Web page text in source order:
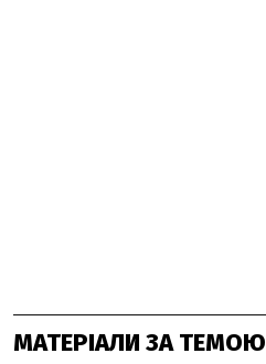
МАТЕРІАЛИ ЗА ТЕМОЮ